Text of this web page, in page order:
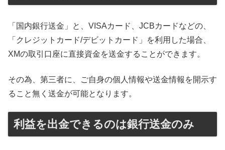
「国内銀行送金」と、VISAカード、JCBカードなどの、
「クレジットカード/デビットカード」を利用した場合、
XMの取引口座に直接資金を送金することができます。
その為、第三者に、ご自身の個人情報や送金情報を開示す
ること無く送金が可能となります。
利益を出金できるのは銀行送金のみ